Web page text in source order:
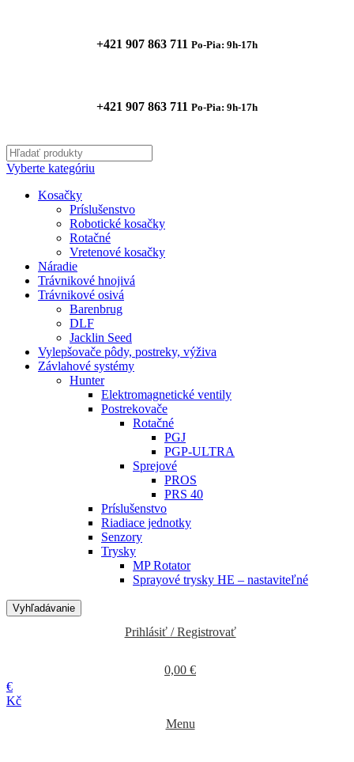
+421 907 863 711 Po-Pia: 9h-17h
+421 907 863 711 Po-Pia: 9h-17h
Vyberte kategóriu
Kosačky
Príslušenstvo
Robotické kosačky
Rotačné
Vretenové kosačky
Náradie
Trávnikové hnojivá
Trávnikové osivá
Barenbrug
DLF
Jacklin Seed
Vylepšovače pôdy, postreky, výživa
Závlahové systémy
Hunter
Elektromagnetické ventily
Postrekovače
Rotačné
PGJ
PGP-ULTRA
Sprejové
PROS
PRS 40
Príslušenstvo
Riadiace jednotky
Senzory
Trysky
MP Rotator
Sprayové trysky HE – nastaviteľné
Vyhľadávanie
Prihlásiť / Registrovať
0,00 €
€
Kč
Menu